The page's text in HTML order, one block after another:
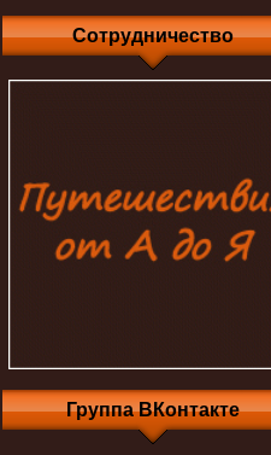
Сотрудничество
Группа ВКонтакте